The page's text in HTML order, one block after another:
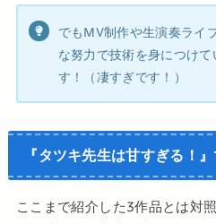
でもMV制作や生演奏ライ
な努力で技術を身につけ
す！（凄すぎです！）
『タツキ先生は甘すぎる！
ここまで紹介した3作品とは対